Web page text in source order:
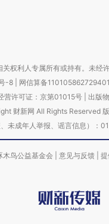
权利人专属所有或持有。未经
-8 网信算备
营许可证：京第01015号| 出版
财新网 All Rights Reserved
、未成年人举报、谣言信息）
木鸟公益基金会 意见与反馈